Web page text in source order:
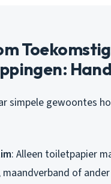
simpele gewoontes
: Alleen toiletpapier
maandverband of